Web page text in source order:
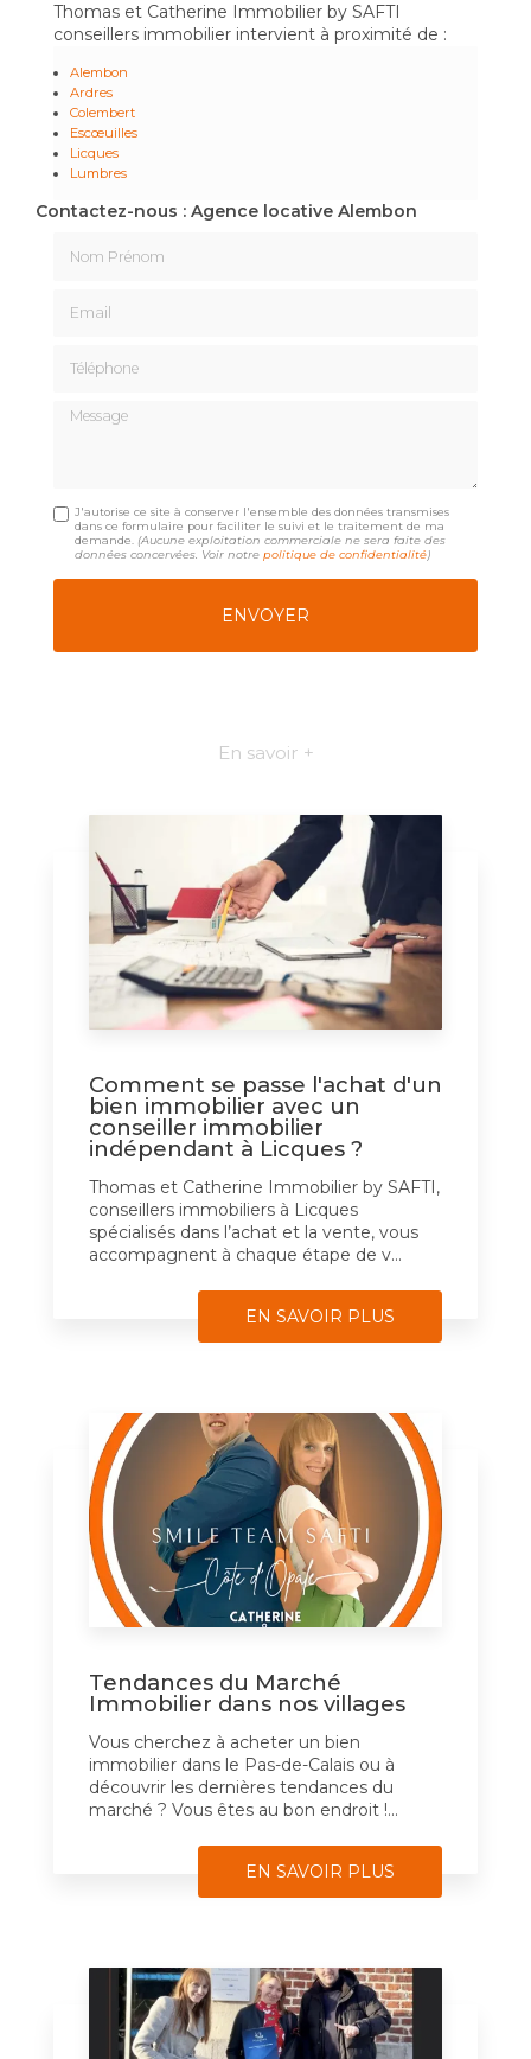
Thomas et Catherine Immobilier by SAFTI
conseillers immobilier intervient à proximité de :
Alembon
Ardres
Colembert
Escœuilles
Licques
Lumbres
Contactez-nous : Agence locative Alembon
Message
J'autorise ce site à conserver l'ensemble des données transmises
dans ce formulaire pour faciliter le suivi et le traitement de ma
demande. (Aucune exploitation commerciale ne sera faite des
données concervées. Voir notrepolitique de confidentialité)
En savoir +
Comment se passe l'achat d'un
bien immobilier avec un
conseiller immobilier
indépendant à Licques ?
Thomas et Catherine Immobilier by SAFTI,
conseillers immobiliers à Licques
spécialisés dans l’achat et la vente, vous
accompagnent à chaque étape de v...
EN SAVOIR PLUS
Tendances du Marché
Immobilier dans nos villages
Vous cherchez à acheter un bien
immobilier dans le Pas-de-Calais ou à
découvrir les dernières tendances du
marché ? Vous êtes au bon endroit !...
EN SAVOIR PLUS